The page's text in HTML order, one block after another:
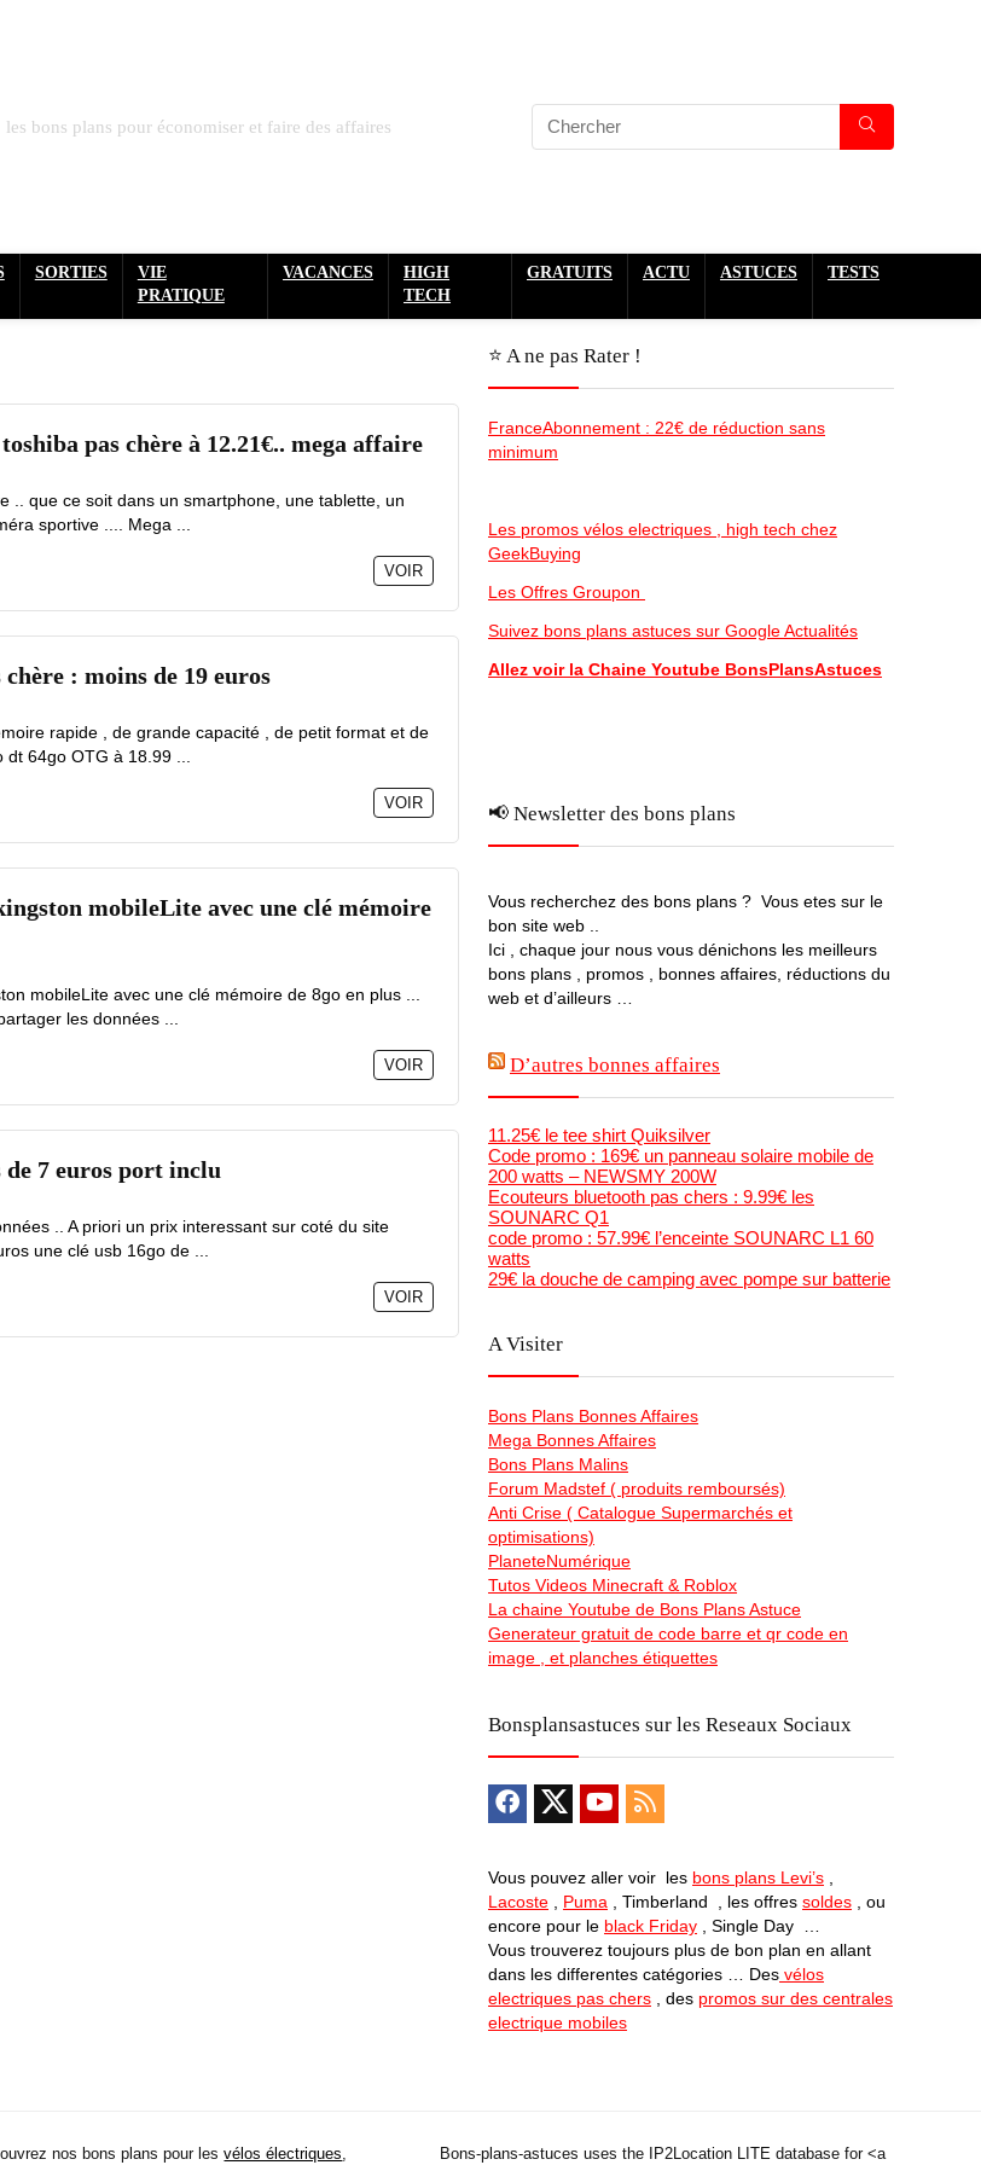
les bons plans pour économiser et faire des affaires
SORTIES
VIE
PRATIQUE
VACANCES
HIGH
TECH
GRATUITS ACTU ASTUCES TESTS
pas chère à 12.21€.. mega affaire
.. que ce soit dans un smartphone, une tablette, un
sportive .... Mega ...
VOIR
: moins de 19 euros
rapide , de grande capacité , de petit format et de
64go OTG à 18.99 ...
VOIR
mobileLite avec une clé mémoire
mobileLite avec une clé mémoire de 8go en plus ...
les données ...
VOIR
de 7 euros port inclu
.. A priori un prix interessant sur coté du site
une clé usb 16go de ...
VOIR
⭐️ A ne pas Rater !
FranceAbonnement : 22€ de réduction sans
minimum
Les promos vélos electriques , high tech chez
GeekBuying
Les Offres Groupon
Suivez bons plans astuces sur Google Actualités
Allez voir la Chaine Youtube BonsPlansAstuces
📢 Newsletter des bons plans
Vous recherchez des bons plans ? Vous etes sur le
bon site web ..
Ici , chaque jour nous vous dénichons les meilleurs
bons plans , promos , bonnes affaires, réductions du
web et d’ailleurs …
D’autres bonnes affaires
11.25€ le tee shirt Quiksilver
Code promo : 169€ un panneau solaire mobile de
200 watts – NEWSMY 200W
Ecouteurs bluetooth pas chers : 9.99€ les
SOUNARC Q1
code promo : 57.99€ l’enceinte SOUNARC L1 60
watts
29€ la douche de camping avec pompe sur batterie
A Visiter
Bons Plans Bonnes Affaires
Mega Bonnes Affaires
Bons Plans Malins
Forum Madstef ( produits remboursés)
Anti Crise ( Catalogue Supermarchés et
optimisations)
PlaneteNumérique
Tutos Videos Minecraft & Roblox
La chaine Youtube de Bons Plans Astuce
Generateur gratuit de code barre et qr code en
image , et planches étiquettes
Bonsplansastuces sur les Reseaux Sociaux
Vous pouvez aller voir les bons plans Levi’s
Lacoste
Puma , Timberland , les offres soldes , ou
encore pour le black Friday , Single Day …
Vous trouverez toujours plus de bon plan en allant
dans les differentes catégories … Des vélos
electriques pas chers , des promos sur des centrales
electrique mobiles
nos bons plans pour lesvélos électriques, Bons-plans-astuces uses the IP2Location LITE database for <a